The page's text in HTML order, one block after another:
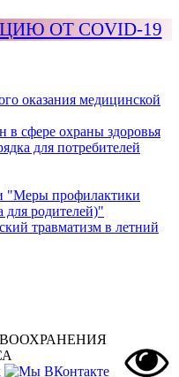
ОТ COVID-19
оказания медицинской
в сфере охраны здоровья
для потребителей
"Меры профилактики
для родителей)"
травматизм в летний